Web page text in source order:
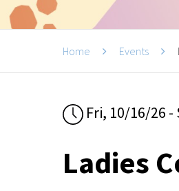
Home Events
Fri, 10/16/26
Ladies